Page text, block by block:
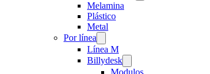
Melamina
Plástico
Metal
Por línea
Línea M
Billydesk
Modulos